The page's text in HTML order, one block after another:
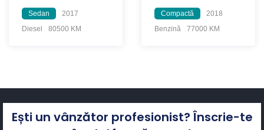
Sedan
2017
Diesel
80500 KM
Compactă
2018
Benzină
77000 KM
Ești un vânzător profesionist? Înscrie-te